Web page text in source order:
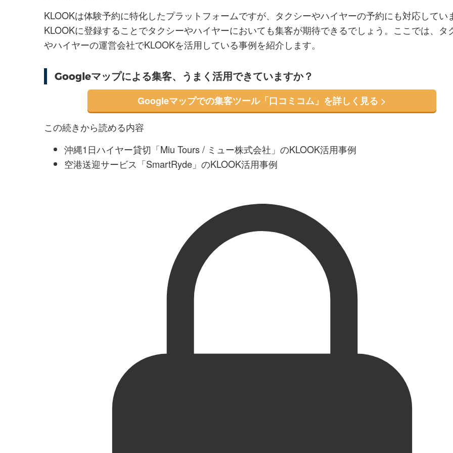
KLOOKは体験予約に特化したプラットフォームですが、タクシーやハイヤーの予約にも対応してい
KLOOKに登録することでタクシーやハイヤーにおいても集客が期待できるでしょう。ここでは、タ
やハイヤーの運営会社でKLOOKを活用している事例を紹介します。
Googleマップによる集客、うまく活用できていますか？
Googleマップでの集客ツール「口コミコム」を詳しく見る >
この続きから読める内容
沖縄1日ハイヤー貸切「Miu Tours / ミュー株式会社」のKLOOK活用事例
空港送迎サービス「SmartRyde」のKLOOK活用事例